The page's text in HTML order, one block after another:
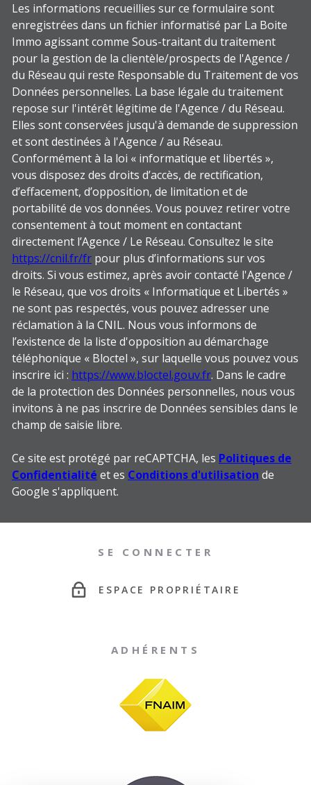
Les informations recueillies sur ce formulaire sont
enregistrées dans un fichier informatisé par La Boite
Immo agissant comme Sous-traitant du traitement
pour la gestion de la clientèle/prospects de l'Agence /
du Réseau qui reste Responsable du Traitement de vos
Données personnelles. La base légale du traitement
repose sur l'intérêt légitime de l'Agence / du Réseau.
Elles sont conservées jusqu'à demande de suppression
et sont destinées à l'Agence / au Réseau.
Conformément à la loi « informatique et libertés »,
vous disposez des droits d’accès, de rectification,
d’effacement, d’opposition, de limitation et de
portabilité de vos données. Vous pouvez retirer votre
consentement à tout moment en contactant
directement l’Agence / Le Réseau. Consultez le site
https://cnil.fr/fr pour plus d’informations sur vos
droits. Si vous estimez, après avoir contacté l'Agence /
le Réseau, que vos droits « Informatique et Libertés »
ne sont pas respectés, vous pouvez adresser une
réclamation à la CNIL. Nous vous informons de
l’existence de la liste d'opposition au démarchage
téléphonique « Bloctel », sur laquelle vous pouvez vous
inscrire ici : https://www.bloctel.gouv.fr. Dans le cadre
de la protection des Données personnelles, nous vous
invitons à ne pas inscrire de Données sensibles dans le
champ de saisie libre.
Ce site est protégé par reCAPTCHA, les Politiques de
Confidentialité et es Conditions d'utilisation de
Google s'appliquent.
SE CONNECTER
ESPACE PROPRIÉTAIRE
ADHÉRENTS